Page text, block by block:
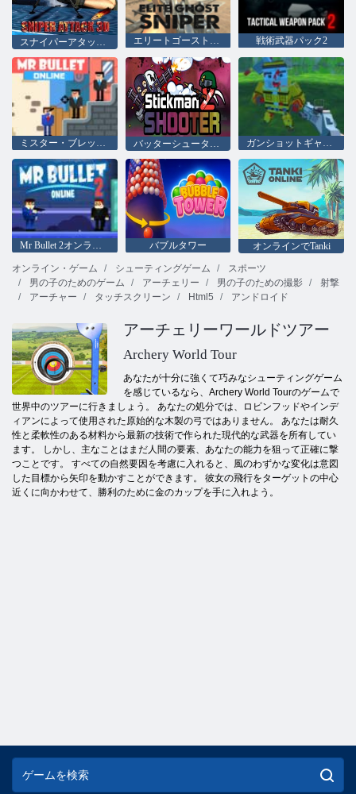
エリートゴーストスナイパー 戦術武器パック2
ミスター・ブレット・オンライン バッターシューター2 ガンショットギャング
Mr Bullet 2オンライン バブルタワー
オンラインでTanki
オンライン・ゲーム
シューティングゲーム
スポーツ
男の子のためのゲーム
アーチェリー 男の子のための撮影
射撃
アーチャー
タッチスクリーン Html5 アンドロイド
アーチェリーワールドツアー
Archery World Tour
あなたが十分に強くて巧みなシューティングゲーム
を感じているなら、Archery World Tourのゲームで
世界中のツアーに行きましょう。 あなたの処分では、ロビンフッドやインデ
ィアンによって使用された原始的な木製の弓ではありません。 あなたは耐久
性と柔軟性のある材料から最新の技術で作られた現代的な武器を所有してい
ます。 しかし、主なことはまだ人間の要素、あなたの能力を狙って正確に撃
つことです。 すべての自然要因を考慮に入れると、風のわずかな変化は意図
した目標から矢印を動かすことができます。 彼女の飛行をターゲットの中心
近くに向かわせて、勝利のために金のカップを手に入れよう。